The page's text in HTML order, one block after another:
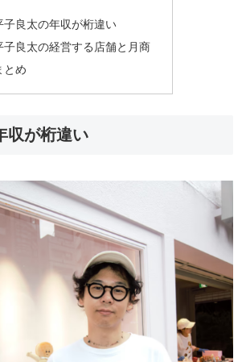
子良太の年収が桁違い
子良太の経営する店舗と月商
とめ
収が桁違い